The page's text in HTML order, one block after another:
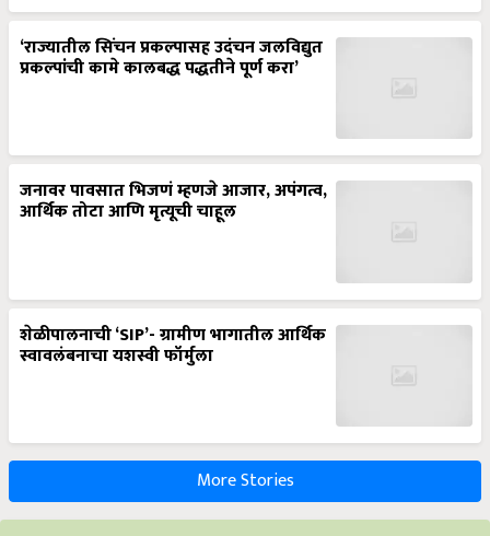
‘राज्यातील सिंचन प्रकल्पासह उदंचन जलविद्युत
प्रकल्पांची कामे कालबद्ध पद्धतीने पूर्ण करा’
जनावर पावसात भिजणं म्हणजे आजार, अपंगत्व,
आर्थिक तोटा आणि मृत्यूची चाहूल
शेळीपालनाची ‘SIP’- ग्रामीण भागातील आर्थिक
स्वावलंबनाचा यशस्वी फॉर्मुला
More Stories